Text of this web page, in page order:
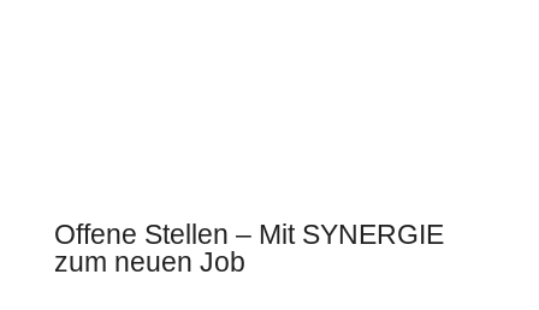
Offene Stellen – Mit SYNERGIE
zum neuen Job